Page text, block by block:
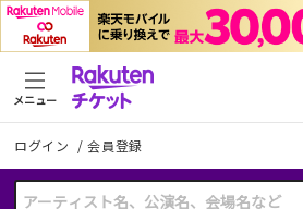
ログイン /会員登録
メニュー